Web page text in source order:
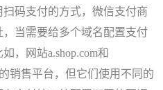
码支付的方式，微信支付商
当需要给多个域名配置支付
，网站a.shop.com和
销售平台，但它们使用不同的